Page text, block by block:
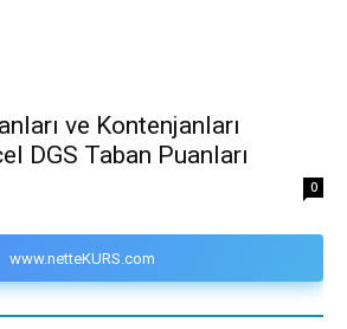
ve Kontenjanları
DGS Taban Puanları
0
www.netteKURS.com